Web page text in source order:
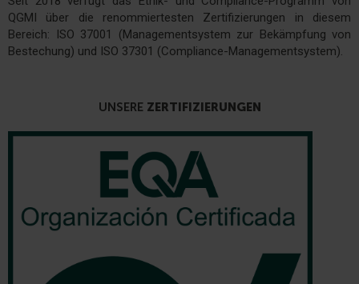
QGMI über die renommiertesten Zertifizierungen in diesem
Bereich: ISO 37001 (Managementsystem zur Bekämpfung von
Bestechung) und ISO 37301 (Compliance-Managementsystem).
UNSERE ZERTIFIZIERUNGEN